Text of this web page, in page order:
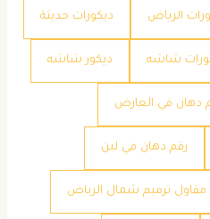
الرياض ديكورات حديثة
شاشه ديكور شاشه
دهان في العارض
رقم دهان في لبن
مقاول ترميم شمال الرياض